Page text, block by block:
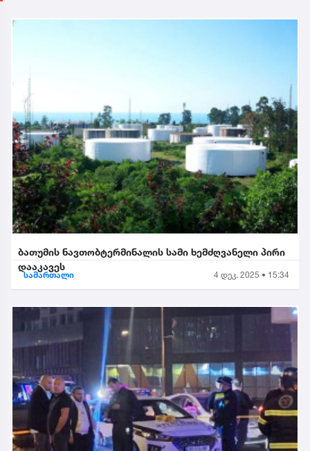
ბათუმის ნავთობტერმინალის სამი ხემძღვანელი პირი
დააკავეს
სამართალი 4 დეკ. 2025 • 15:34